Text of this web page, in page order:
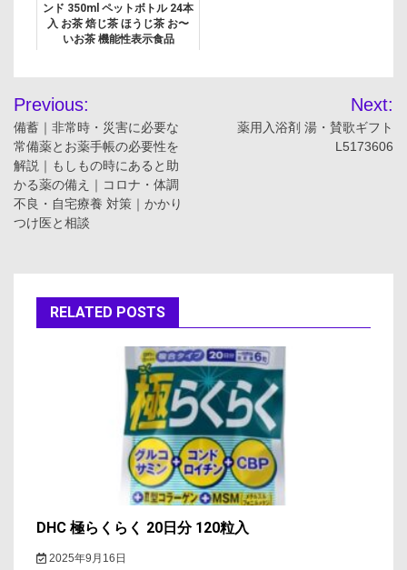
ンド 350ml ペットボトル 24本
入 お茶 焙じ茶 ほうじ茶 お〜
いお茶 機能性表示食品
投
稿
ナ
ビ
Previous:
備蓄｜非常時・災害に必要な
常備薬とお薬手帳の必要性を
解説｜もしもの時にあると助
かる薬の備え｜コロナ・体調
不良・自宅療養 対策｜かかり
つけ医と相談
Next:
薬用入浴剤 湯・賛歌ギフト
L5173606
RELATED POSTS
DHC 極らくらく 20日分 120粒入
2025年9月16日